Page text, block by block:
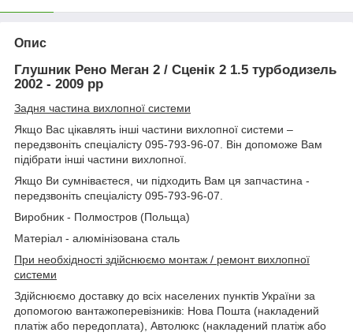
Опис
Глушник Рено Меган 2 / Сценік 2 1.5 турбодизель
2002 - 2009 рр
Задня частина вихлопної системи
Якщо Вас цікавлять інші частини вихлопної системи –
передзвоніть спеціалісту 095-793-96-07. Він допоможе Вам
підібрати інші частини вихлопної.
Якщо Ви сумніваєтеся, чи підходить Вам ця запчастина -
передзвоніть спеціалісту 095-793-96-07.
Виробник - Полмостров (Польща)
Матеріал - алюмінізована сталь
При необхідності здійснюємо монтаж / ремонт вихлопної
системи
Здійснюємо доставку до всіх населених пунктів України за
допомогою вантажоперевізників: Нова Пошта (накладений
платіж або передоплата), Автолюкс (накладений платіж або